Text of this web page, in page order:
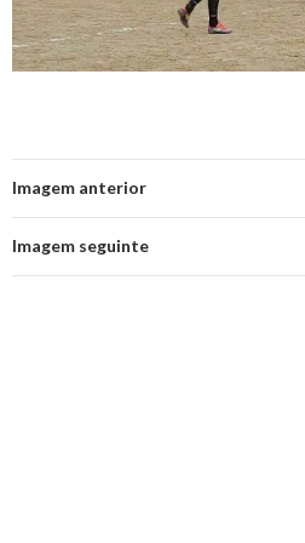
Imagem anterior
Imagem seguinte